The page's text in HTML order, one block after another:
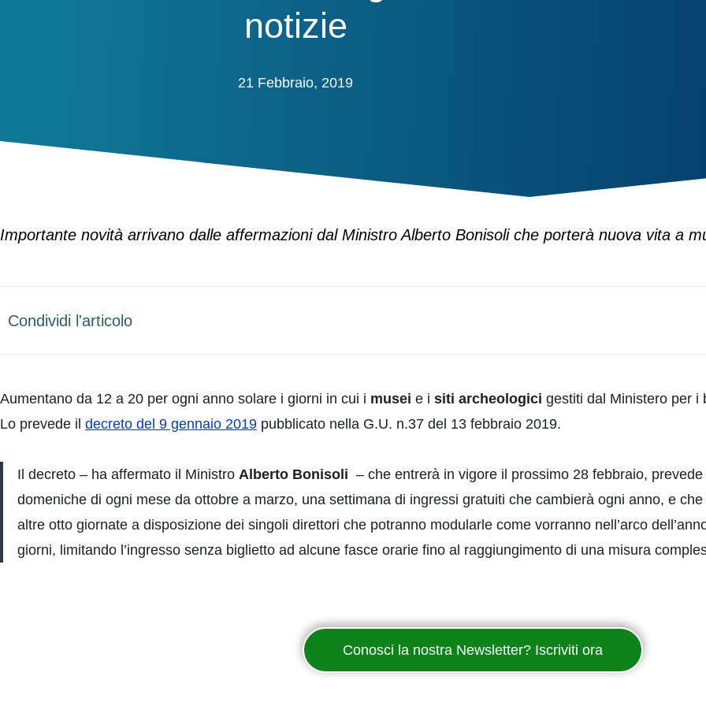
notizie
21 Febbraio, 2019
Importante novità arrivano dalle affermazioni dal Ministro Alberto Bonisoli che porterà nuova vita a
Condividi l'articolo
Aumentano da 12 a 20 per ogni anno solare i giorni in cui i musei e i siti archeologici gestiti dal Ministero per
Lo prevede il decreto del 9 gennaio 2019 pubblicato nella G.U. n.37 del 13 febbraio 2019.
Il decreto – ha affermato il Ministro Alberto Bonisoli – che entrerà in vigore il prossimo 28 febbraio,
domeniche di ogni mese da ottobre a marzo, una settimana di ingressi gratuiti che cambierà ogni anno, e
altre otto giornate a disposizione dei singoli direttori che potranno modularle come vorranno nell’arco
giorni, limitando l’ingresso senza biglietto ad alcune fasce orarie fino al raggiungimento di una misura
Conosci la nostra Newsletter? Iscriviti ora